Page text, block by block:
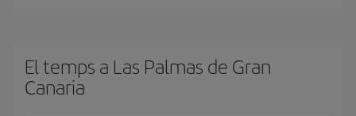
El temps a Las Palmas de Gran
Canaria